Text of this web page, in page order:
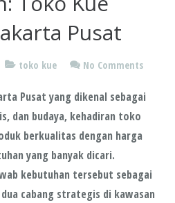
Pusat
toko kue No Comments
Pusat yang dikenal sebagai
dan budaya, kehadiran toko
berkualitas dengan harga
yang banyak dicari.
kebutuhan tersebut sebagai
cabang strategis di kawasan